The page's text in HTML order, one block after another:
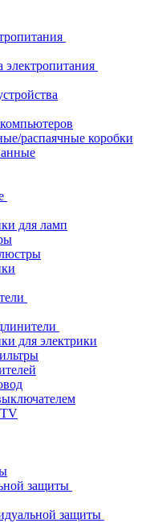
электропитания
распаячные коробки
для ламп
для электрики
TV
защиты
защиты